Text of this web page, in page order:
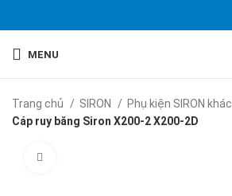
MENU
Trang chủ SIRON
Phụ kiện SIRON khác
Cáp ruy băng Siron X200-2 X200-2D